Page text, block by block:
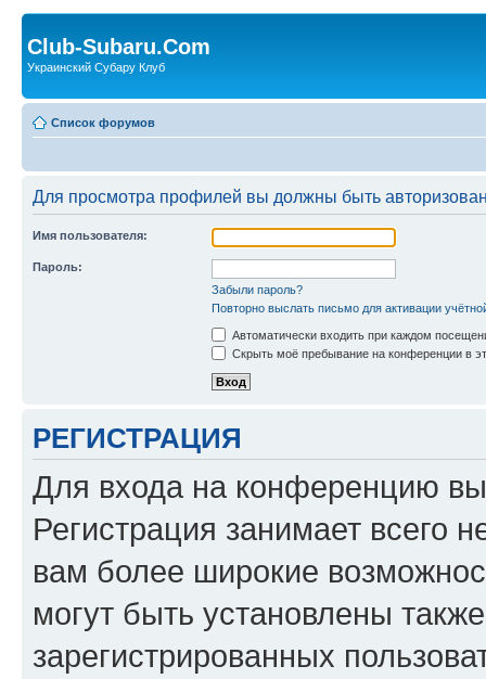
Club-Subaru.Com
Украинский Субару Клуб
Список форумов
Для просмотра профилей вы должны быть
Имя пользователя:
Пароль:
Забыли пароль?
Повторно выслать письмо для активации
Автоматически входить при каждом
Скрыть моё пребывание на конференции в
РЕГИСТРАЦИЯ
Для входа на конференцию
Регистрация занимает всего
вам более широкие
могут быть установлены
зарегистрированных